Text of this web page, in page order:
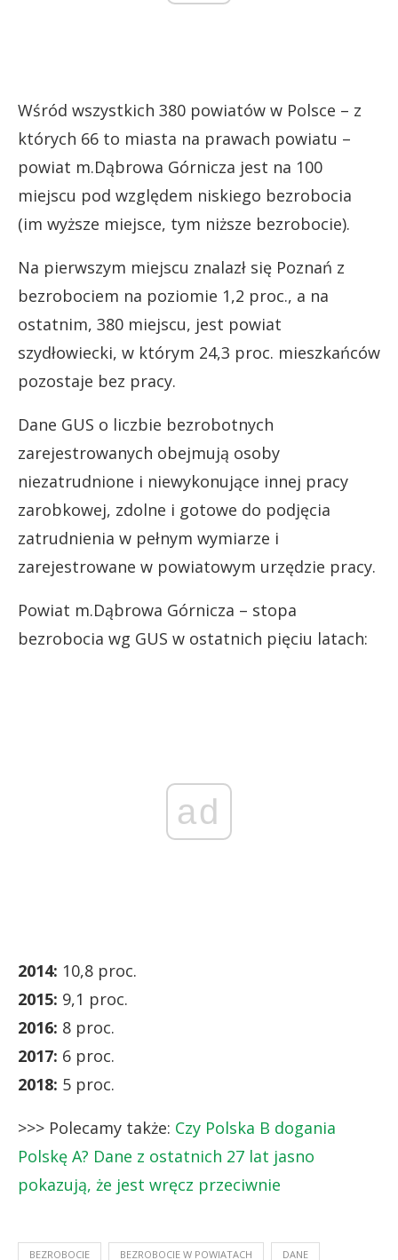
Wśród wszystkich 380 powiatów w Polsce – z
których 66 to miasta na prawach powiatu –
powiat m.Dąbrowa Górnicza jest na 100
miejscu pod względem niskiego bezrobocia
(im wyższe miejsce, tym niższe bezrobocie).
Na pierwszym miejscu znalazł się Poznań z
bezrobociem na poziomie 1,2 proc., a na
ostatnim, 380 miejscu, jest powiat
szydłowiecki, w którym 24,3 proc. mieszkańców
pozostaje bez pracy.
Dane GUS o liczbie bezrobotnych
zarejestrowanych obejmują osoby
niezatrudnione i niewykonujące innej pracy
zarobkowej, zdolne i gotowe do podjęcia
zatrudnienia w pełnym wymiarze i
zarejestrowane w powiatowym urzędzie pracy.
Powiat m.Dąbrowa Górnicza – stopa
bezrobocia wg GUS w ostatnich pięciu latach:
ad
2014: 10,8 proc.
2015: 9,1 proc.
2016: 8 proc.
2017: 6 proc.
2018: 5 proc.
>>> Polecamy także: Czy Polska B dogania
Polskę A? Dane z ostatnich 27 lat jasno
pokazują, że jest wręcz przeciwnie
BEZROBOCIE BEZROBOCIE W POWIATACH DANE